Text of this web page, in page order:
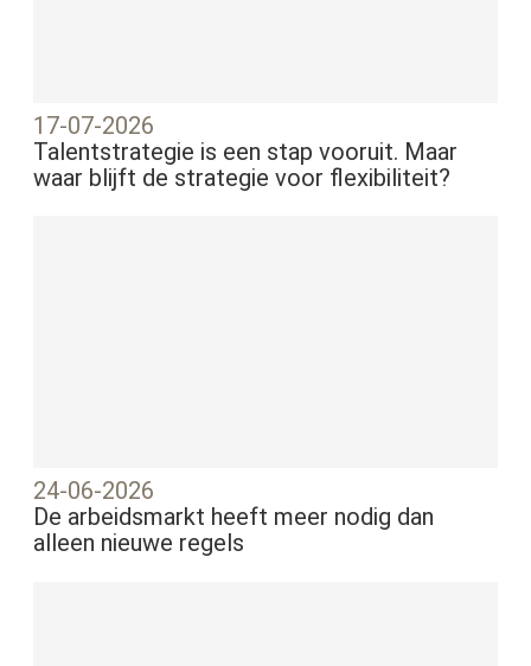
17-07-2026
Talentstrategie is een stap vooruit. Maar
waar blijft de strategie voor flexibiliteit?
24-06-2026
De arbeidsmarkt heeft meer nodig dan
alleen nieuwe regels